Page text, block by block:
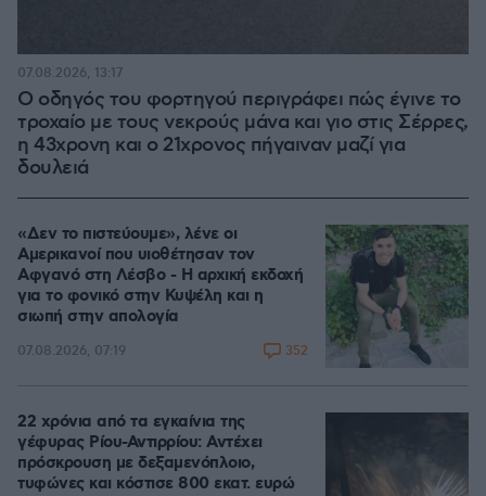
Ο οδηγός του φορτηγού περιγράφει πώς έγινε το
τροχαίο με τους νεκρούς μάνα και γιο στις Σέρρες,
η 43χρονη και ο 21χρονος πήγαιναν μαζί για
δουλειά
07.08.2026, 13:17
«Δεν το πιστεύουμε», λένε οι
Αμερικανοί που υιοθέτησαν τον
Αφγανό στη Λέσβο - Η αρχική εκδοχή
για το φονικό στην Κυψέλη και η
σιωπή στην απολογία
07.08.2026, 07:19 352
22 χρόνια από τα εγκαίνια της
γέφυρας Ρίου-Αντιρρίου: Αντέχει
πρόσκρουση με δεξαμενόπλοιο,
τυφώνες και κόστισε 800 εκατ. ευρώ